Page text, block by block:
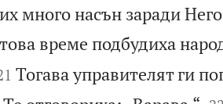
много насън заради
време подбудиха
Тогава управителят ги